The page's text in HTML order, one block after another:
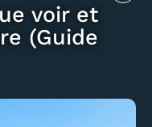
voir et
(Guide